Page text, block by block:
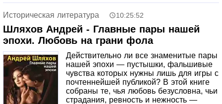
конкретному. Премудрость химическая излагается не в
установленном учебниками порядке, а "вразброс",
применительно к теме главы. Так легче, проще и
интереснее.
Историческая литература 10:25:52
Шляхов Андрей - Главные пары нашей
эпохи. Любовь на грани фола
Действительно ли все знаменитые пары
нашей эпохи — пустышки, фальшивые
чувства которых нужны лишь для игры с
почтеннейшей публикой? В этой книге
собраны те, чья любовь безусловна, чьи
страдания, ревность и нежность —